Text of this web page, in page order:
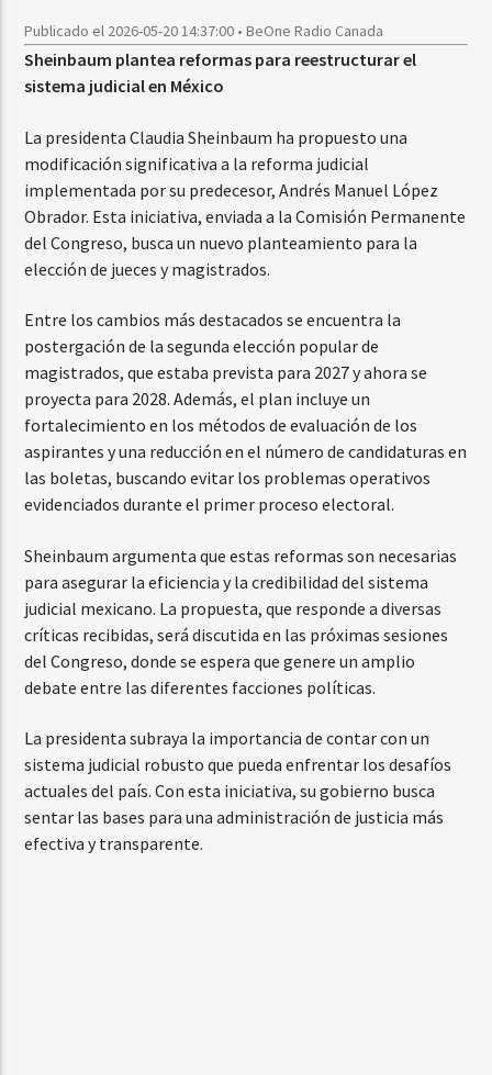
Publicado el 2026-05-20 14:37:00 • BeOne Radio Canada
Sheinbaum plantea reformas para reestructurar el
sistema judicial en México
La presidenta Claudia Sheinbaum ha propuesto una
modificación significativa a la reforma judicial
implementada por su predecesor, Andrés Manuel López
Obrador. Esta iniciativa, enviada a la Comisión Permanente
del Congreso, busca un nuevo planteamiento para la
elección de jueces y magistrados.
Entre los cambios más destacados se encuentra la
postergación de la segunda elección popular de
magistrados, que estaba prevista para 2027 y ahora se
proyecta para 2028. Además, el plan incluye un
fortalecimiento en los métodos de evaluación de los
aspirantes y una reducción en el número de candidaturas en
las boletas, buscando evitar los problemas operativos
evidenciados durante el primer proceso electoral.
Sheinbaum argumenta que estas reformas son necesarias
para asegurar la eficiencia y la credibilidad del sistema
judicial mexicano. La propuesta, que responde a diversas
críticas recibidas, será discutida en las próximas sesiones
del Congreso, donde se espera que genere un amplio
debate entre las diferentes facciones políticas.
La presidenta subraya la importancia de contar con un
sistema judicial robusto que pueda enfrentar los desafíos
actuales del país. Con esta iniciativa, su gobierno busca
sentar las bases para una administración de justicia más
efectiva y transparente.